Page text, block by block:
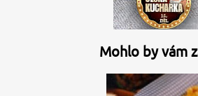
Mohlo by vám